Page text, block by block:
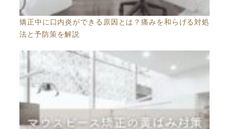
矯正中に口内炎ができる原因とは？痛みを和らげる対処
法と予防策を解説